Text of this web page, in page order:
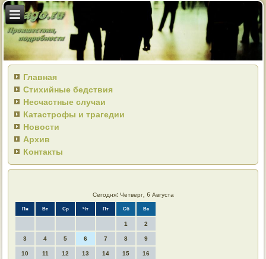
Главная
Стихийные бедствия
Несчастные случаи
Катастрофы и трагедии
Новости
Архив
Контакты
Сегодня: Четверг, 6 Августа
Пн Вт Ср Чт Пт Сб Вс
1 2
3 4 5 6 7 8 9
10 11 12 13 14 15 16